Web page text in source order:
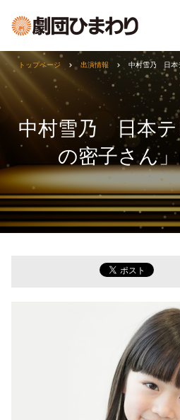
中村雪乃 日本テ
の密子さん」
トップページ 出演情報 中村雪乃 日本